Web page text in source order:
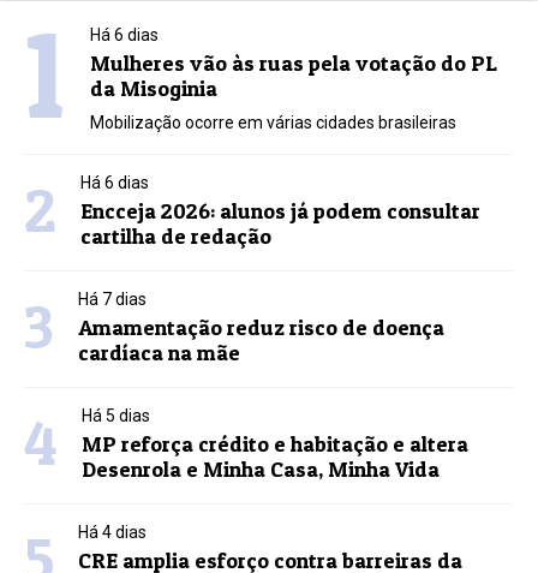
1 Há 6 dias
Mulheres vão às ruas pela votação do PL
da Misoginia
Mobilização ocorre em várias cidades brasileiras
2 Há 6 dias
Encceja 2026: alunos já podem consultar
cartilha de redação
3 Há 7 dias
Amamentação reduz risco de doença
cardíaca na mãe
4 Há 5 dias
MP reforça crédito e habitação e altera
Desenrola e Minha Casa, Minha Vida
Há 4 dias
CRE amplia esforço contra barreiras da